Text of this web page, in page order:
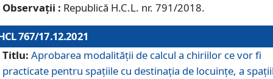
Observații : Republică H.C.L. nr. 791/2018.
767/17.12.2021
Titlu: Aprobarea modalității de calcul a chiriilor ce vor fi
practicate pentru spaţiile cu destinaţia de locuinţe, a